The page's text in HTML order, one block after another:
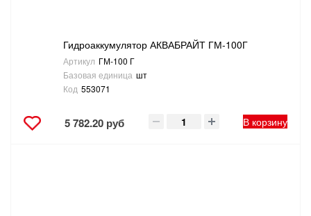
Гидроаккумулятор АКВАБРАЙТ ГМ-100Г
Артикул ГМ-100 Г
Базовая единица шт
Код 553071
5 782.20 руб В корзину